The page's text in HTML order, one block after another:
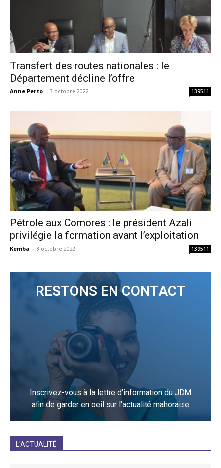
Transfert des routes nationales : le
Département décline l’offre
Anne Perzo - 3 octobre 2022 139511
Pétrole aux Comores : le président Azali
privilégie la formation avant l’exploitation
Kemba - 3 octobre 2022 139511
RESTONS EN CONTACT
Inscrivez-vous à la lettre d'information du JDM
afin de garder en oeil sur l'actualité mahoraise
L'ACTUALITÉ